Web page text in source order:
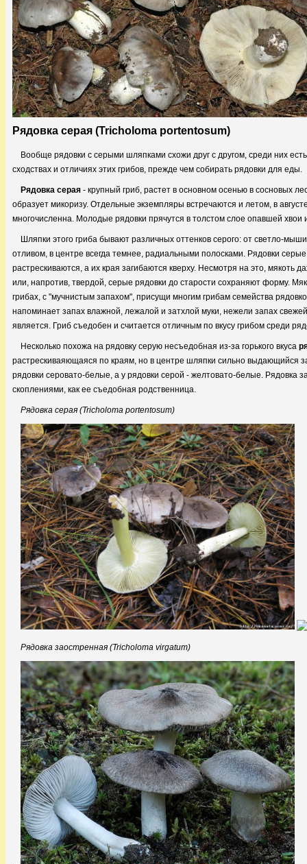
Рядовка серая (Tricholoma portentosum)
Вообще рядовки с серыми шляпками схожи друг с другом, среди них
сходствах и отличиях этих грибов, прежде чем собирать рядовки для еды.
Рядовка серая - крупный гриб, растет в основном осенью в сосновых
образует микоризу. Отдельные экземпляры встречаются и летом, в
многочисленна. Молодые рядовки прячутся в толстом слое опавшей хвои
Шляпки этого гриба бывают различных оттенков серого: от светло-
отливом, в центре всегда темнее, радиальными полосками. Рядовки
растрескиваются, а их края загибаются кверху. Несмотря на это, мякоть
или, напротив, твердой, серые рядовки до старости сохраняют форму.
грибах, с "мучнистым запахом", присущи многим грибам семейства
напоминает запах влажной, лежалой и затхлой муки, нежели запах
является. Гриб съедобен и считается отличным по вкусу грибом среди
Несколько похожа на рядовку серую несъедобная из-за горького вкуса
растрескиваяющаяся по краям, но в центре шляпки сильно выдающийся
рядовки серовато-белые, а у рядовки серой - желтовато-белые. Рядовка
скоплениями, как ее съедобная родственница.
Рядовка серая (Tricholoma portentosum)
Рядовка заостренная (Tricholoma virgatum)